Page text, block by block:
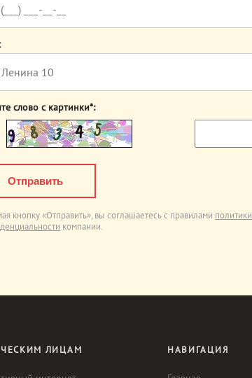
слово с картинки*:
Отправить
кнопку «Отправить», вы соглашаетесь c правилами политики
компании.
ЛИЦАМ НАВИГАЦИЯ